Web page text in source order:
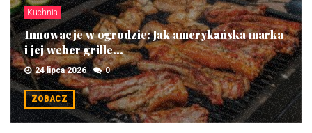
Kuchnia
Innowacje w ogrodzie: Jak amerykańska marka
i jej weber grille...
24 lipca 2026 0
ZOBACZ